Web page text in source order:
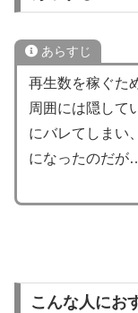
あらすじ
再生数を稼ぐた
周囲には隠して
にバレてしまい
になったのだが
こんな人にお